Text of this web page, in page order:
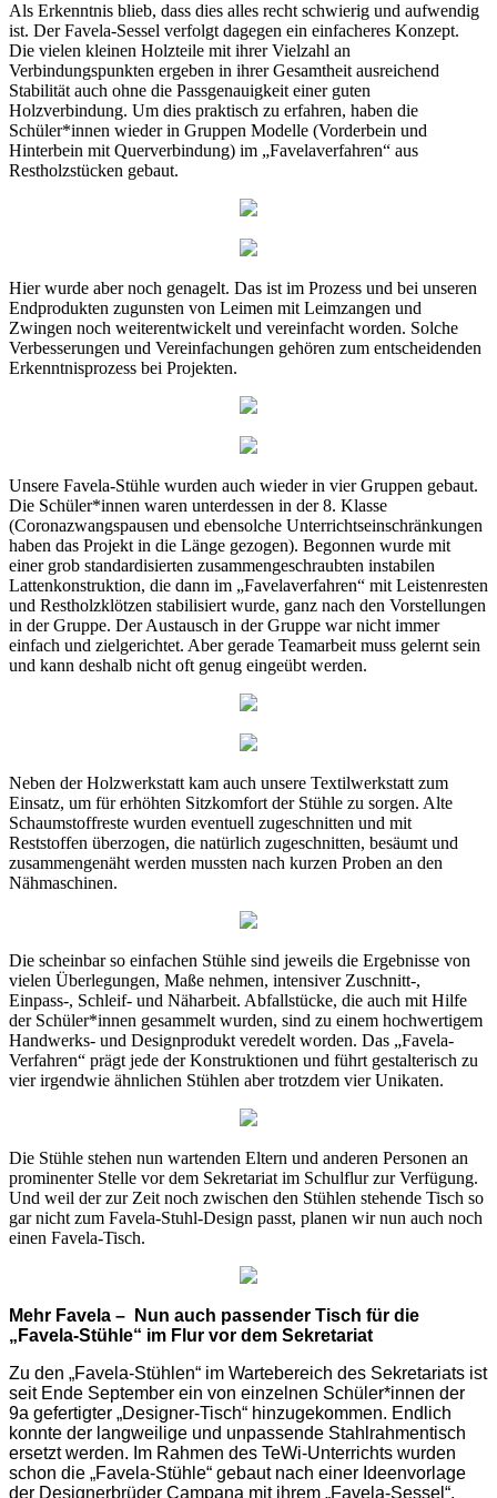
Als Erkenntnis blieb, dass dies alles recht schwierig und aufwendig
ist. Der Favela-Sessel verfolgt dagegen ein einfacheres Konzept.
Die vielen kleinen Holzteile mit ihrer Vielzahl an
Verbindungspunkten ergeben in ihrer Gesamtheit ausreichend
Stabilität auch ohne die Passgenauigkeit einer guten
Holzverbindung. Um dies praktisch zu erfahren, haben die
Schüler*innen wieder in Gruppen Modelle (Vorderbein und
Hinterbein mit Querverbindung) im „Favelaverfahren“ aus
Restholzstücken gebaut.
Hier wurde aber noch genagelt. Das ist im Prozess und bei unseren
Endprodukten zugunsten von Leimen mit Leimzangen und
Zwingen noch weiterentwickelt und vereinfacht worden. Solche
Verbesserungen und Vereinfachungen gehören zum entscheidenden
Erkenntnisprozess bei Projekten.
Unsere Favela-Stühle wurden auch wieder in vier Gruppen gebaut.
Die Schüler*innen waren unterdessen in der 8. Klasse
(Coronazwangspausen und ebensolche Unterrichtseinschränkungen
haben das Projekt in die Länge gezogen). Begonnen wurde mit
einer grob standardisierten zusammengeschraubten instabilen
Lattenkonstruktion, die dann im „Favelaverfahren“ mit Leistenresten
und Restholzklötzen stabilisiert wurde, ganz nach den Vorstellungen
in der Gruppe. Der Austausch in der Gruppe war nicht immer
einfach und zielgerichtet. Aber gerade Teamarbeit muss gelernt sein
und kann deshalb nicht oft genug eingeübt werden.
Neben der Holzwerkstatt kam auch unsere Textilwerkstatt zum
Einsatz, um für erhöhten Sitzkomfort der Stühle zu sorgen. Alte
Schaumstoffreste wurden eventuell zugeschnitten und mit
Reststoffen überzogen, die natürlich zugeschnitten, besäumt und
zusammengenäht werden mussten nach kurzen Proben an den
Nähmaschinen.
Die scheinbar so einfachen Stühle sind jeweils die Ergebnisse von
vielen Überlegungen, Maße nehmen, intensiver Zuschnitt-,
Einpass-, Schleif- und Näharbeit. Abfallstücke, die auch mit Hilfe
der Schüler*innen gesammelt wurden, sind zu einem hochwertigem
Handwerks- und Designprodukt veredelt worden. Das „Favela-
Verfahren“ prägt jede der Konstruktionen und führt gestalterisch zu
vier irgendwie ähnlichen Stühlen aber trotzdem vier Unikaten.
Die Stühle stehen nun wartenden Eltern und anderen Personen an
prominenter Stelle vor dem Sekretariat im Schulflur zur Verfügung.
Und weil der zur Zeit noch zwischen den Stühlen stehende Tisch so
gar nicht zum Favela-Stuhl-Design passt, planen wir nun auch noch
einen Favela-Tisch.
Mehr Favela – Nun auch passender Tisch für die
„Favela-Stühle“ im Flur vor dem Sekretariat
Zu den „Favela-Stühlen“ im Wartebereich des Sekretariats ist
seit Ende September ein von einzelnen Schüler*innen der
9a gefertigter „Designer-Tisch“ hinzugekommen. Endlich
konnte der langweilige und unpassende Stahlrahmentisch
ersetzt werden. Im Rahmen des TeWi-Unterrichts wurden
schon die „Favela-Stühle“ gebaut nach einer Ideenvorlage
der Designerbrüder Campana mit ihrem „Favela-Sessel“.